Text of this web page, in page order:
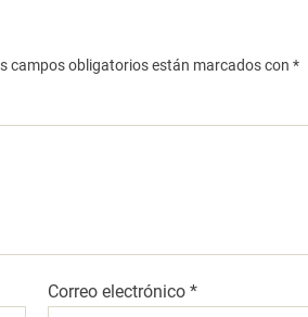
campos obligatorios están marcados con *
Correo electrónico*